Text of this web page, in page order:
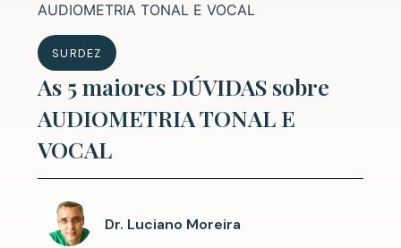
AUDIOMETRIA TONAL E VOCAL
SURDEZ
As 5 maiores DÚVIDAS sobre
AUDIOMETRIA TONAL E
VOCAL
Dr. Luciano Moreira